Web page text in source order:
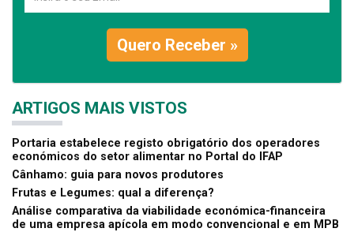
Quero Receber »
ARTIGOS MAIS VISTOS
Portaria estabelece registo obrigatório dos operadores
económicos do setor alimentar no Portal do IFAP
Cânhamo: guia para novos produtores
Frutas e Legumes: qual a diferença?
Análise comparativa da viabilidade económica-financeira
de uma empresa apícola em modo convencional e em MPB